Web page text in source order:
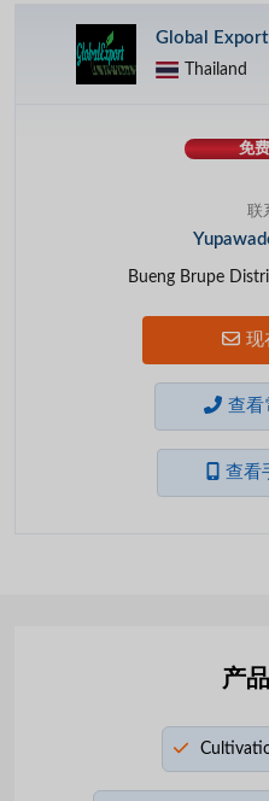
Global
Thailand
免
联
Bueng Brupe
现
查看
查看
产